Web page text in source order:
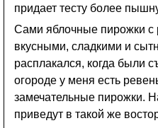
придает тесту более
Сами яблочные пирожки с
вкусными, сладкими и
расплакался, когда были
огороде у меня есть
замечательные пирожки.
приведут в такой же